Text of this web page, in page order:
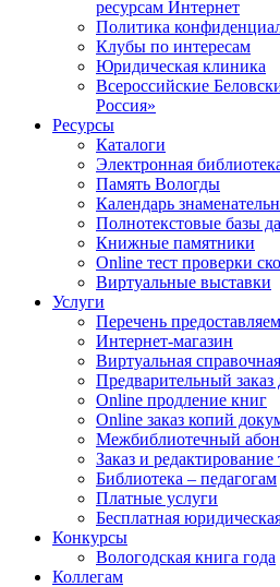
ресурсам Интернет
Политика
Клубы по интересам
Юридическая клиника
Всероссийские
Россия»
Ресурсы
Каталоги
Электронная
Память Вологды
Календарь
Полнотекстовые базы
Книжные памятники
Online тест проверки
Виртуальные выставки
Услуги
Перечень
Интернет-магазин
Виртуальная
Предварительный заказ
Online продление книг
Online заказ копий
Межбиблиотечный
Заказ и
Библиотека – педагогам
Платные услуги
Бесплатная
Конкурсы
Вологодская книга года
Коллегам